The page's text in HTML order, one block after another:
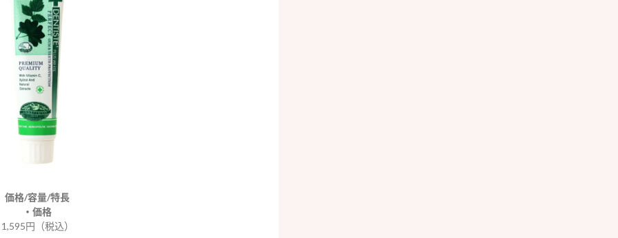
価格/容量/特長
・価格
1,595円（税込）